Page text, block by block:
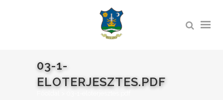
03-1-
ELOTERJESZTES.PDF